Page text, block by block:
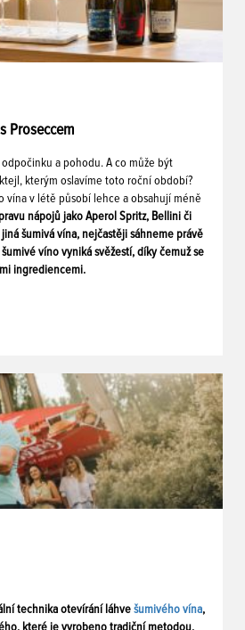
Proseccem
odpočinku a pohodu. A co může být
kterým oslavíme toto roční období?
vína v létě působí lehce a obsahují méně
nápojů jako Aperol Spritz, Bellini či
šumivá vína, nejčastěji sáhneme právě
šumivé víno vyniká svěžestí, díky čemuž se
ingrediencemi.
technika otevírání láhve šumivého vína,
které je vyrobeno tradiční metodou,